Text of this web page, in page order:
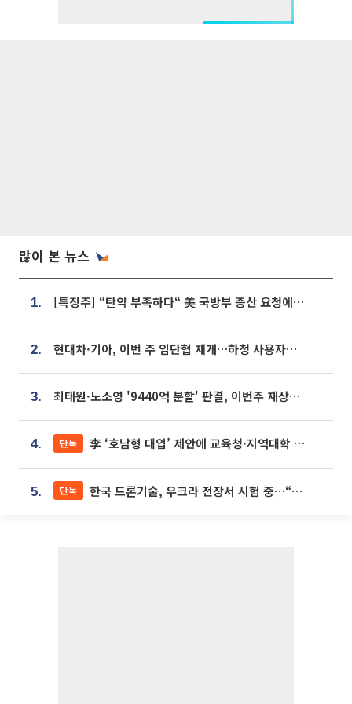
많이 본 뉴스
1. [특징주] “탄약 부족하다“ 美 국방부 증산 요청에⋯국내 방산주 급등세
2. 현대차·기아, 이번 주 임단협 재개…하청 사용자성 재심도 ‘변수’
3. 최태원·노소영 '9440억 분할' 판결, 이번주 재상고 여부 주목
4. 단독 李 ‘호남형 대입’ 제안에 교육청·지역대학 서·논술형 입시 연계 '착수'
5. 단독 한국 드론기술, 우크라 전장서 시험 중…“스타트업 여러 곳 참여”